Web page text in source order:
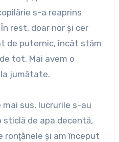
s-a reaprins
rest, doar nor şi cer
de puternic, încât stăm
tot. Mai avem o
jumătate.
mai sus, lucrurile s-au
sticlă de apa decentă,
ronţănele şi am început